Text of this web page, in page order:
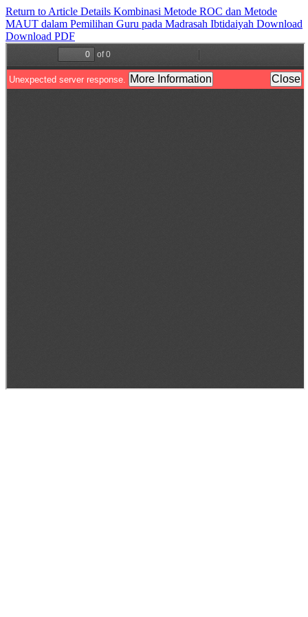
Return to Article Details Kombinasi Metode ROC dan Metode
MAUT dalam Pemilihan Guru pada Madrasah Ibtidaiyah Download
Download PDF